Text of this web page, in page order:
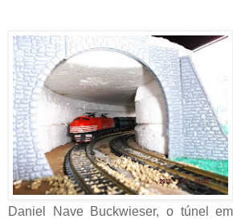
Daniel Nave Buckwieser, o túnel